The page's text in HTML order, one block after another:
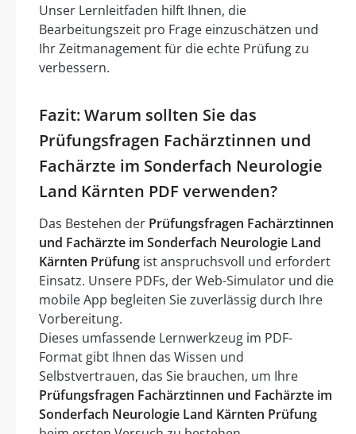
Unser Lernleitfaden hilft Ihnen, die
Bearbeitungszeit pro Frage einzuschätzen und
Ihr Zeitmanagement für die echte Prüfung zu
verbessern.
Fazit: Warum sollten Sie das
Prüfungsfragen Fachärztinnen und
Fachärzte im Sonderfach Neurologie
Land Kärnten PDF verwenden?
Das Bestehen der Prüfungsfragen Fachärztinnen
und Fachärzte im Sonderfach Neurologie Land
Kärnten Prüfung ist anspruchsvoll und erfordert
Einsatz. Unsere PDFs, der Web-Simulator und die
mobile App begleiten Sie zuverlässig durch Ihre
Vorbereitung.
Dieses umfassende Lernwerkzeug im PDF-
Format gibt Ihnen das Wissen und
Selbstvertrauen, das Sie brauchen, um Ihre
Prüfungsfragen Fachärztinnen und Fachärzte im
Sonderfach Neurologie Land Kärnten Prüfung